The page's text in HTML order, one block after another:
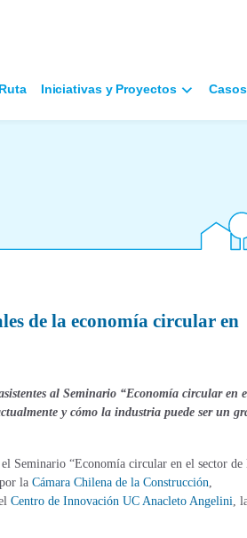
Iniciativas y Proyectos
de la economía circular en
al Seminario “Economía circular en
y cómo la industria puede ser un
Seminario “Economía circular en el sector de
la Cámara Chilena de la Construcción,
Centro de Innovación UC Anacleto Angelini,